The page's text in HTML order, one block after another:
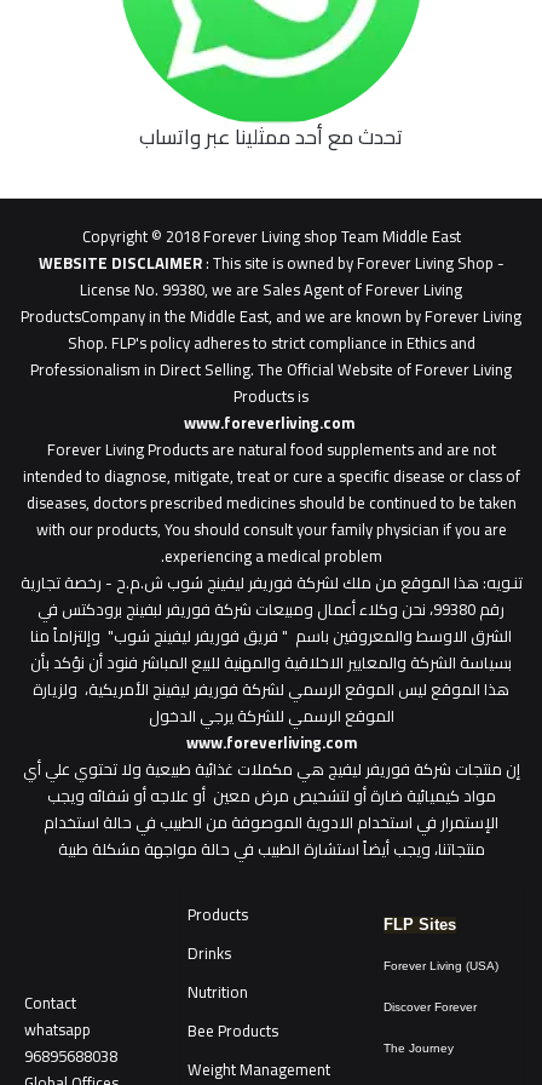
تحدث مع أحد ممثلينا عبر واتساب
Copyright © 2018 Forever Living shop Team Middle East
WEBSITE DISCLAIMER: This site is owned by Forever Living Shop -
License No. 99380, we are Sales Agent of Forever Living
ProductsCompany in the Middle East, and we are known by Forever Living
Shop. FLP's policy adheres to strict compliance in Ethics and
Professionalism in Direct Selling. The Official Website of Forever Living
Products is
www.foreverliving.com
Forever Living Products are natural food supplements and are not
intended to diagnose, mitigate, treat or cure a specific disease or class of
diseases, doctors prescribed medicines should be continued to be taken
with our products, You should consult your family physician if you are
experiencing a medical problem.
تنـويه: هذا الموقع من ملك لشركة فوريفر ليفينج شوب ش.م.ح - رخصة تجارية
رقم 99380، نحن وكلاء أعمال ومبيعات شركة فوريفر لبفينج برودكتس في
الشرق الاوسط والمعروفين باسم " فريق فوريفر ليفينج شوب" وإلتزاماً منا
بسياسة الشركة والمعايير الاخلاقية والمهنية للبيع المباشر فنود أن نؤكد بأن
هذا الموقع ليس الموقع الرسمي لشركة فوريفر ليفينج الأمريكية، ولزيارة
الموقع الرسمي للشركة يرجي الدخول
www.foreverliving.com
​إن منتجات شركة فوريفر ليفيج هي مكملات غذائية طبيعية ولا تحتوي علي أي
مواد كيميائية ضارة أو لتشخيص مرض معين أو علاجه أو شفائه ويجب
الإستمرار في استخدام الادوية الموصوفة من الطبيب في حالة استخدام
منتجاتنا، ويجب أيضاً استشارة الطبيب في حالة مواجهة مشكلة طبية
FLP Sites
Forever Living (USA)
Discover Forever
The Journey
Products
Drinks
Nutrition
Bee Products
Weight Management
Contact
whatsapp
96895688038